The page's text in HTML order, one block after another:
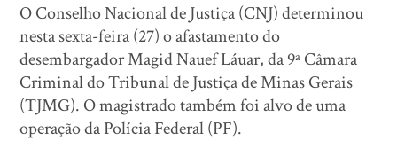
O Conselho Nacional de Justiça (CNJ) determinou
nesta sexta-feira (27) o afastamento do
desembargador Magid Nauef Láuar, da 9ª Câmara
Criminal do Tribunal de Justiça de Minas Gerais
(TJMG). O magistrado também foi alvo de uma
operação da Polícia Federal (PF).